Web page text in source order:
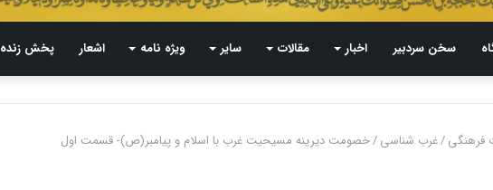
سخن سردبیر اخبار مقالات سایر ویژه نامه اشعار پخش زنده
فرهنگی/غرب شناسی/خصومت دیرینه مسیحیت غرب با اسلام و پیامبر(ص)- قسمت اول